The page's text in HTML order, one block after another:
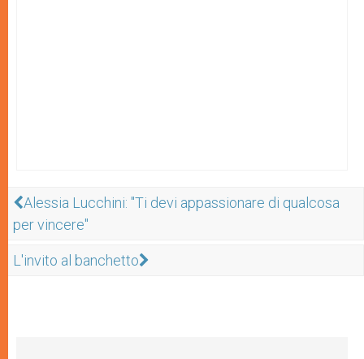
Alessia Lucchini: "Ti devi appassionare di qualcosa
per vincere"
L'invito al banchetto